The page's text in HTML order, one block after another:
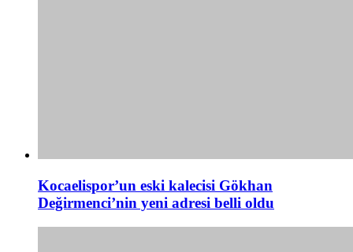
Kocaelispor’un eski kalecisi Gökhan
Değirmenci’nin yeni adresi belli oldu